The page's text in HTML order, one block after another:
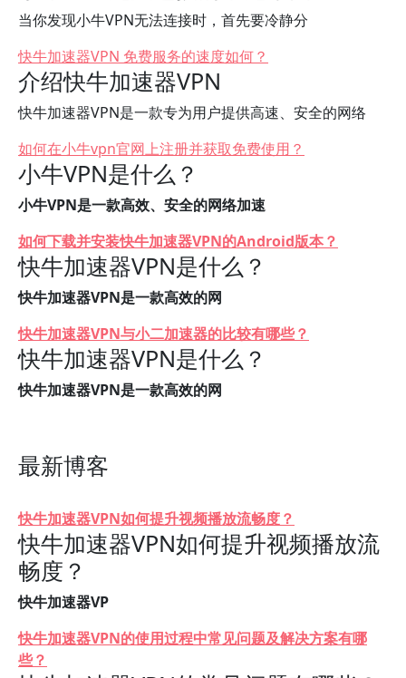
当你发现小牛VPN无法连接时，首先要冷静分
快牛加速器VPN 免费服务的速度如何？
介绍快牛加速器VPN
快牛加速器VPN是一款专为用户提供高速、安全的网络
如何在小牛vpn官网上注册并获取免费使用？
小牛VPN是什么？
小牛VPN是一款高效、安全的网络加速
如何下载并安装快牛加速器VPN的Android版本？
快牛加速器VPN是什么？
快牛加速器VPN是一款高效的网
快牛加速器VPN与小二加速器的比较有哪些？
快牛加速器VPN是什么？
快牛加速器VPN是一款高效的网
最新博客
快牛加速器VPN如何提升视频播放流畅度？
快牛加速器VPN如何提升视频播放流
畅度？
快牛加速器VP
快牛加速器VPN的使用过程中常见问题及解决方案有哪
些？